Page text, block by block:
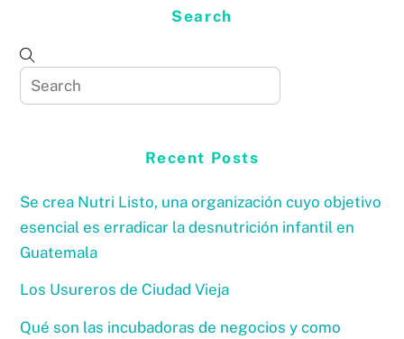
Search
Recent Posts
Se crea Nutri Listo, una organización cuyo objetivo
esencial es erradicar la desnutrición infantil en
Guatemala
Los Usureros de Ciudad Vieja
Qué son las incubadoras de negocios y como